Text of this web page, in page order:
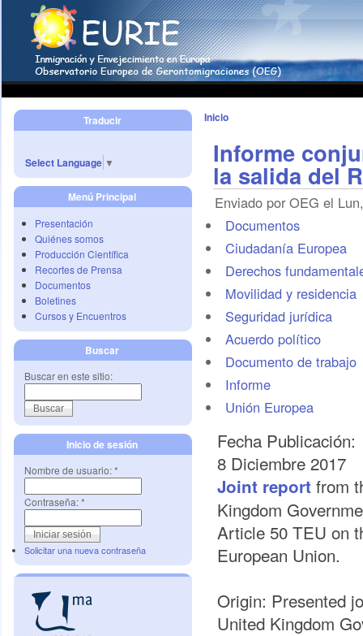
Traducir
Select Language ▼
Menú Principal
Presentación
Quiénes somos
Producción Científica
Recortes de Prensa
Documentos
Boletines
Cursos y Encuentros
Buscar
Buscar en este sitio:
Inicio de sesión
Nombre de usuario:*
Contraseña:*
Solicitar una nueva contraseña
Inicio
Informe
la salida del
Enviado por OEG el
Documentos
Ciudadanía Europea
Derechos
Movilidad y residencia
Seguridad jurídica
Acuerdo político
Documento de trabajo
Informe
Unión Europea
Fecha Publicación:
8 Diciembre 2017
Joint report from
Kingdom
Article 50 TEU on
European Union.
Origin: Presented
United Kingdom